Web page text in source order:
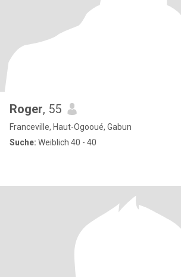
Roger, 55
Franceville, Haut-Ogooué, Gabun
Suche: Weiblich 40 - 40